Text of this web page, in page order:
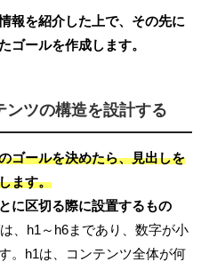
報を紹介した上で、その先に
ゴールを作成します。
ンツの構造を設計する
ゴールを決めたら、見出しを
ます。
に区切る際に設置するもの
、h1～h6まであり、数字が小
。h1は、コンテンツ全体が何